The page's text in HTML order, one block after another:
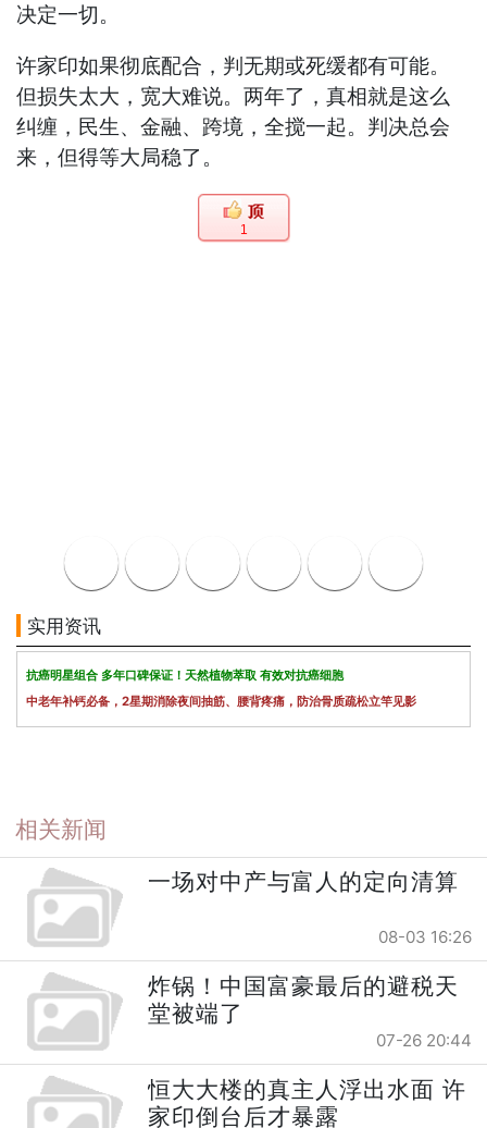
决定一切。
许家印如果彻底配合，判无期或死缓都有可能。
但损失太大，宽大难说。两年了，真相就是这么
纠缠，民生、金融、跨境，全搅一起。判决总会
来，但得等大局稳了。
1
实用资讯
抗癌明星组合 多年口碑保证！天然植物萃取 有效对抗癌细胞
中老年补钙必备，2星期消除夜间抽筋、腰背疼痛，防治骨质疏松立竿见影
相关新闻
一场对中产与富人的定向清算
08-03 16:26
炸锅！中国富豪最后的避税天
堂被端了
07-26 20:44
恒大大楼的真主人浮出水面 许
家印倒台后才暴露